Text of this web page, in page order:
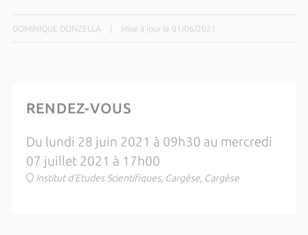
DOMINIQUE DONZELLA Mise à jour le 01/06/2021
RENDEZ-VOUS
Du lundi 28 juin 2021 à 09h30 au mercredi
07 juillet 2021 à 17h00
Institut d'Etudes Scientifiques, Cargèse, Cargèse